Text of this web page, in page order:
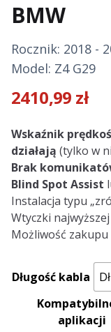
BMW
Rocznik: 2018 -
Model: Z4 G29
2410,99 zł
Description
Wskaźnik
działają (tylko w
Brak
Blind Spot Assist
Instalacja typu
Wtyczki
Możliwość
Długość kabla
aplikacji